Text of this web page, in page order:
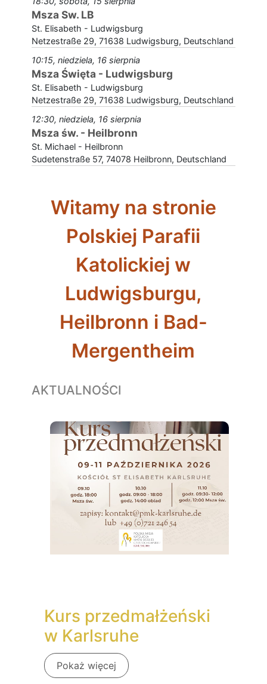
Witamy na stronie
Polskiej Parafii
Katolickiej w
Ludwigsburgu,
Heilbronn i Bad-
Mergentheim
AKTUALNOŚCI
Kurs przedmałżeński
w Karlsruhe
Pokaż więcej
Msza Sw. LB
Netzestraße 29, 71638 Ludwigsburg, Deutschland
St. Elisabeth - Ludwigsburg
Msza Święta - Ludwigsburg
Netzestraße 29, 71638 Ludwigsburg, Deutschland
10:15, niedziela, 16 sierpnia
St. Elisabeth - Ludwigsburg
Msza św. - Heilbronn
Sudetenstraße 57, 74078 Heilbronn, Deutschland
12:30, niedziela, 16 sierpnia
St. Michael - Heilbronn